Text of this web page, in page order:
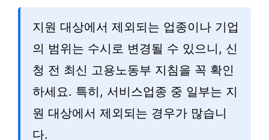
지원 대상에서 제외되는 업종이나 기업
의 범위는 수시로 변경될 수 있으니, 신
청 전 최신 고용노동부 지침을 꼭 확인
하세요. 특히, 서비스업종 중 일부는 지
원 대상에서 제외되는 경우가 많습니
다.